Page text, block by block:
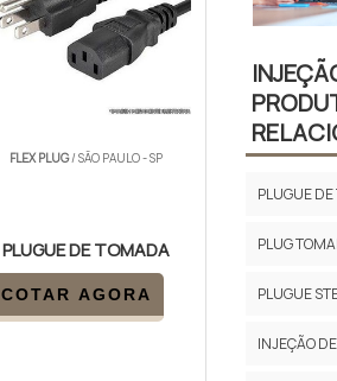
FLEX PLUG/ SÃO PAULO - SP
PLUGUE DE TOMADA
COTAR AGORA
PLUGUE
PLUG
PLUGUE
INJEÇÃO